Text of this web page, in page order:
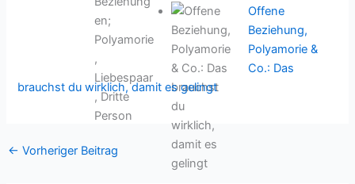
Offene
Beziehung,
Polyamorie &
Co.: Das
brauchst du wirklich, damit es gelingt
← Vorheriger Beitrag